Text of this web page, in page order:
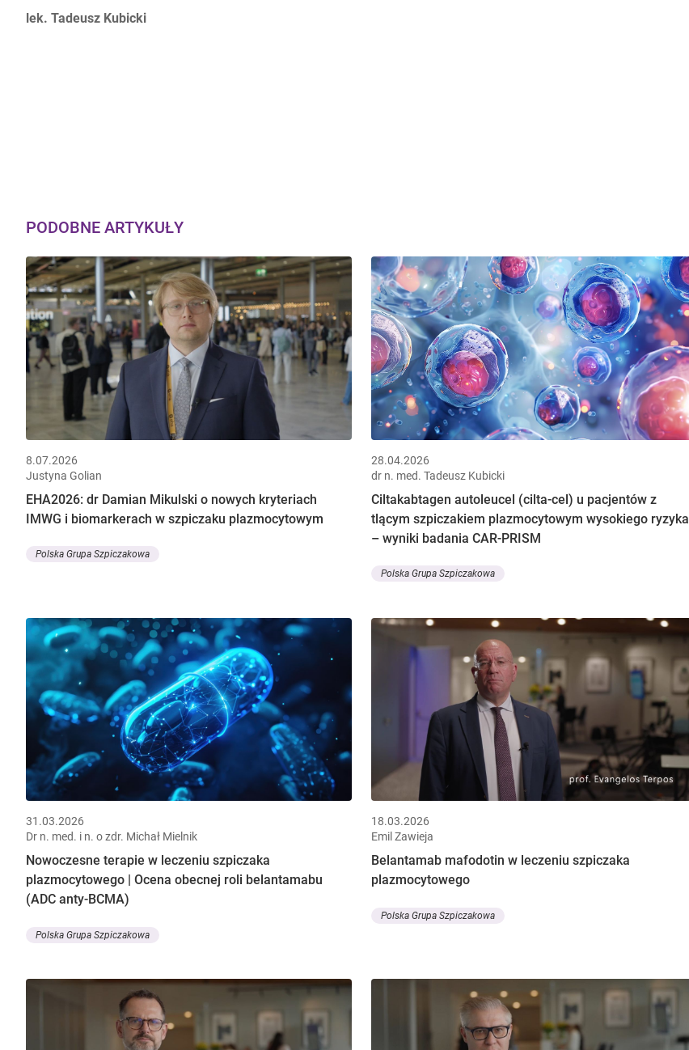
Autorzy:
lek. Tadeusz Kubicki
PODOBNE ARTYKUŁY
8.07.2026
Justyna Golian
EHA2026: dr Damian Mikulski o nowych kryteriach
IMWG i biomarkerach w szpiczaku plazmocytowym
Polska Grupa Szpiczakowa
28.04.2026
dr n. med. Tadeusz Kubicki
Ciltakabtagen autoleucel (cilta-cel) u pacjentów z
tlącym szpiczakiem plazmocytowym wysokiego ryzyka
– wyniki badania CAR-PRISM
Polska Grupa Szpiczakowa
31.03.2026
Dr n. med. i n. o zdr. Michał Mielnik
Nowoczesne terapie w leczeniu szpiczaka
plazmocytowego | Ocena obecnej roli belantamabu
(ADC anty-BCMA)
Polska Grupa Szpiczakowa
18.03.2026
Emil Zawieja
Belantamab mafodotin w leczeniu szpiczaka
plazmocytowego
Polska Grupa Szpiczakowa